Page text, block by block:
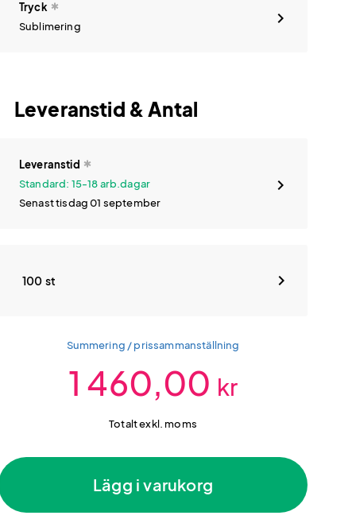
Tryck
Sublimering
Leveranstid & Antal
Leveranstid
Standard: 15-18 arb.dagar
Senast tisdag 01 september
100 st
Summering / prissammanställning
1 460,00 kr
Totalt exkl. moms
Lägg i varukorg